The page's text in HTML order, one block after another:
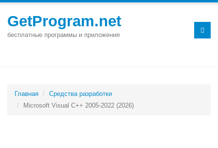
GetProgram.net
бесплатные программы и приложения
Главная
Средства разработки
Microsoft Visual C++ 2005-2022 (2026)